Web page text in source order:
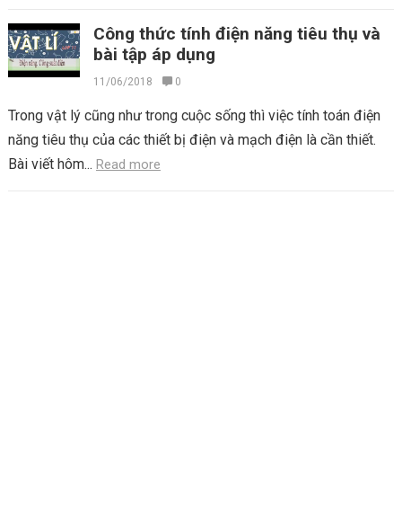
Công thức tính điện năng tiêu thụ và
bài tập áp dụng
11/06/2018 0
Trong vật lý cũng như trong cuộc sống thì việc tính toán điện
năng tiêu thụ của các thiết bị điện và mạch điện là cần thiết.
Bài viết hôm... Read more